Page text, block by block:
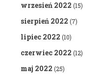
wrzesień 2022 (15)
sierpień 2022 (7)
lipiec 2022 (10)
czerwiec 2022 (12)
maj 2022 (25)